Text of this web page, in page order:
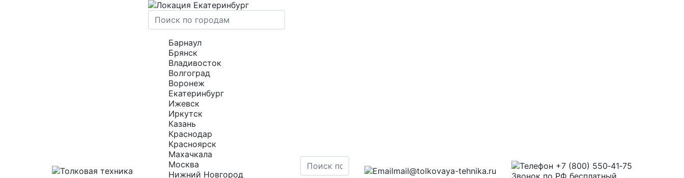
Екатеринбург
Барнаул
Брянск
Владивосток
Волгоград
Воронеж
Екатеринбург
Ижевск
Иркутск
Казань
Краснодар
Красноярск
Махачкала
Москва
Нижний Новгород
mail@tolkovaya-tehnika.ru
+7 (800) 550‑41‑75
Звонок по РФ бесплатный